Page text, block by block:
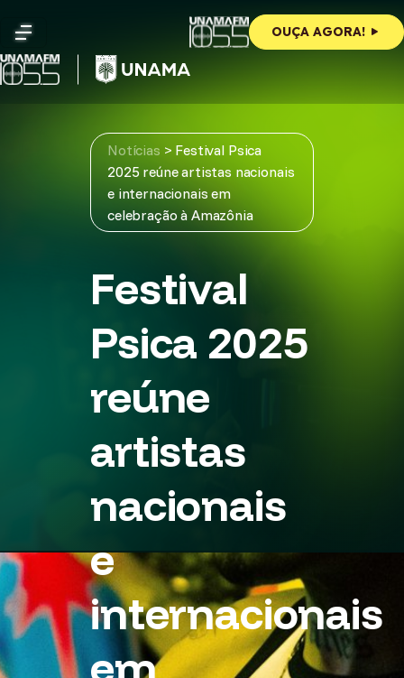
content
OUÇA AGORA!
Notícias > Festival Psica
2025 reúne artistas nacionais
e internacionais em
celebração à Amazônia
Festival
Psica 2025
reúne
artistas
nacionais
e
internacionais
em